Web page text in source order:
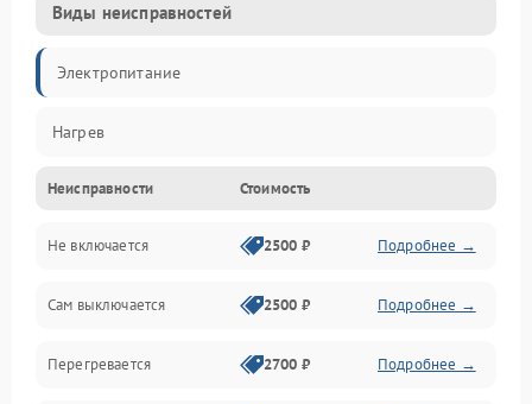
Виды неисправностей
Электропитание
Нагрев
Неисправности Стоимость
Не включается 2500 ₽ Подробнее →
Сам выключается 2500 ₽ Подробнее →
Перегревается 2700 ₽ Подробнее →